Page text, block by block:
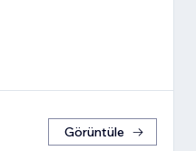
Görüntüle